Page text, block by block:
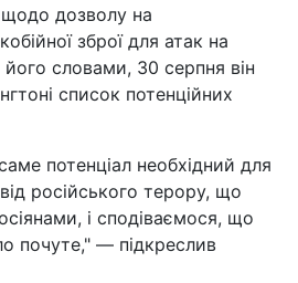
дозволу на
зброї для атак на
його словами, 30 серпня він
список потенційних
потенціал необхідний для
російського терору, що
і сподіваємося, що
почуте," — підкреслив